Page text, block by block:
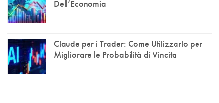
Dell’Economia
Claude per i Trader: Come Utilizzarlo per
Migliorare le Probabilità di Vincita